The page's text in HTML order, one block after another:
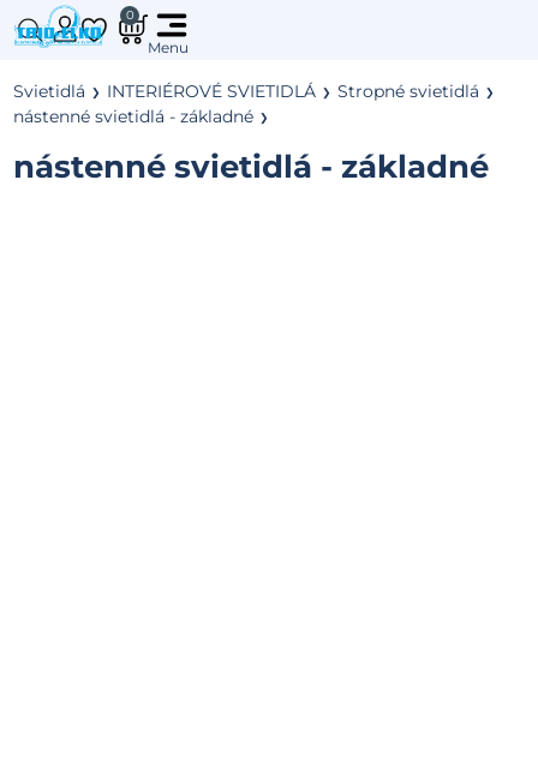
0
Svietidlá INTERIÉROVÉ SVIETIDLÁ
Stropné svietidlá
nástenné svietidlá - základné
nástenné svietidlá - základné